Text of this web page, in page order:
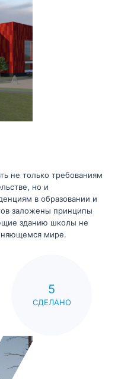
не только требованиям
но и
в образовании и
заложены принципы
зданию школы не
мире.
5
СДЕЛАНО